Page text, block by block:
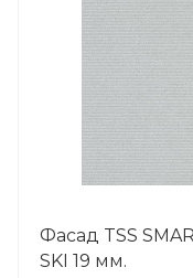
Фасад TSS
SKI 19 мм.